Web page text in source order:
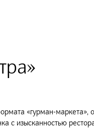
«гурман-маркета»,
с изысканностью